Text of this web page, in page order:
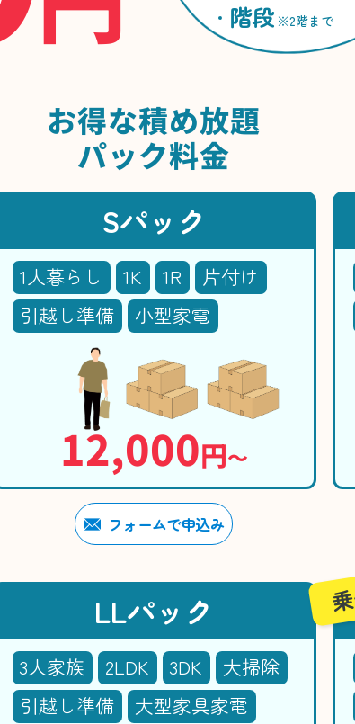
階段 ※2階まで
お得な積め放題
パック料金
Sパック
1人暮らし 1K 1R
片付け
引越し準備
小型家電
12,000円〜
フォームで申込み
LLパック
3人家族 2LDK 3DK
大掃除
引越し準備
大型家具家電